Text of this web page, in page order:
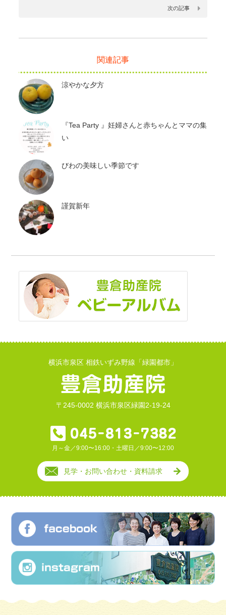
次の記事
関連記事
涼やかな夕方
『Tea Party 』妊婦さんと赤ちゃんとママの集
い
びわの美味しい季節です
謹賀新年
横浜市泉区 相鉄いずみ野線「緑園都市」
〒245-0002 横浜市泉区緑園2-19-24
月～金／9:00〜16:00・土曜日／9:00〜12:00
見学・お問い合わせ・資料請求